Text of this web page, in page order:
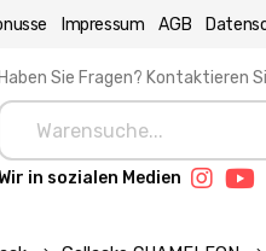
Impressum AGB
Haben Sie Fragen? Kontaktieren
in sozialen Medien